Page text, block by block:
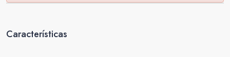
Características